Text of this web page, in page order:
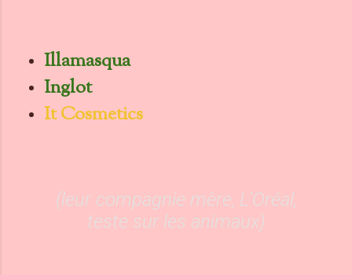
Illamasqua
Inglot
It Cosmetics
(leur compagnie mère, L'Oréal,
teste sur les animaux)